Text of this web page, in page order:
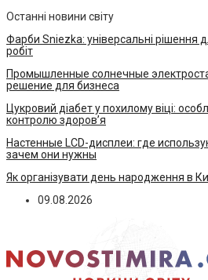
Останні новини світу
Фарби Sniezka: універсальні рішення
робіт
Промышленные солнечные
решение для бизнеса
Цукровий діабет у похилому віці:
контролю здоров’я
Настенные LCD-дисплеи: где
зачем они нужны
Як організувати день народження в
09.08.2026